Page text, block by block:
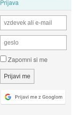
Prijava
Zapomni si me